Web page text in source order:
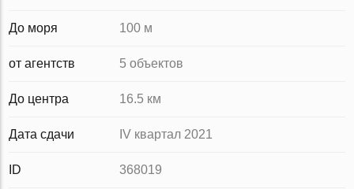
До моря 100 м
от агентств 5 объектов
До центра 16.5 км
Дата сдачи IV квартал 2021
ID 368019